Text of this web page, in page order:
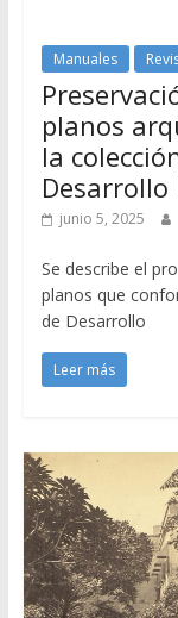
Manuales
planos
la
Desarrollo
junio 5, 2025
Se describe el
planos que
de Desarrollo
Leer más